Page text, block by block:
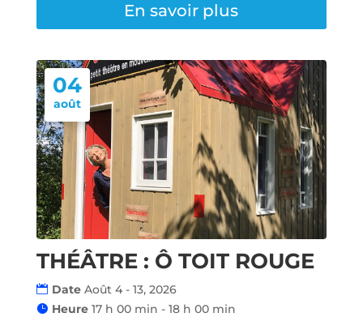
En savoir plus
04
août
THÉÂTRE : Ô TOIT ROUGE
Date Août 4 - 13, 2026
Heure 17 h 00 min - 18 h 00 min